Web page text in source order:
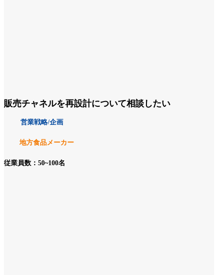
販売チャネルを再設計について相談したい
営業戦略/企画
地方食品メーカー
従業員数：50~100名